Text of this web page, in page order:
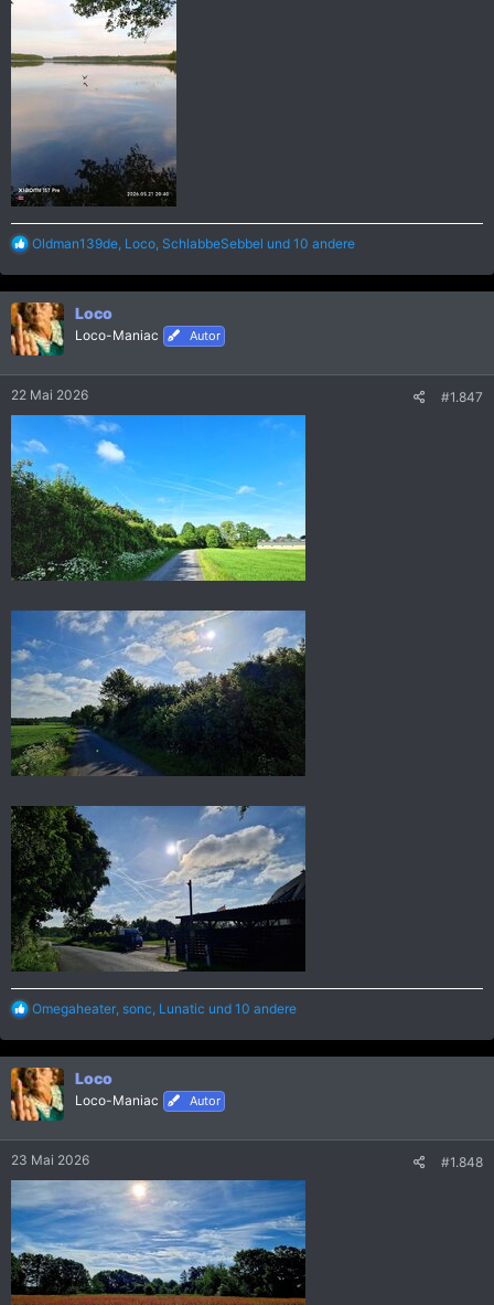
R
a
k
t
i
o
n
:
Oldman139de Loco SchlabbeSebbel und 10 andere
Loco
Loco-Maniac Autor
22 Mai 2026 #1.847
R
a
k
t
i
o
n
:
Omegaheater sonc Lunatic und 10 andere
Loco
Loco-Maniac Autor
23 Mai 2026 #1.848